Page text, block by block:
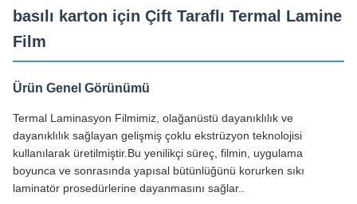
basılı karton için Çift Taraflı Termal Lamine
Film
Ürün Genel Görünümü
Termal Laminasyon Filmimiz, olağanüstü dayanıklılık ve
dayanıklılık sağlayan gelişmiş çoklu ekstrüzyon teknolojisi
kullanılarak üretilmiştir.Bu yenilikçi süreç, filmin, uygulama
boyunca ve sonrasında yapısal bütünlüğünü korurken sıkı
laminatör prosedürlerine dayanmasını sağlar..